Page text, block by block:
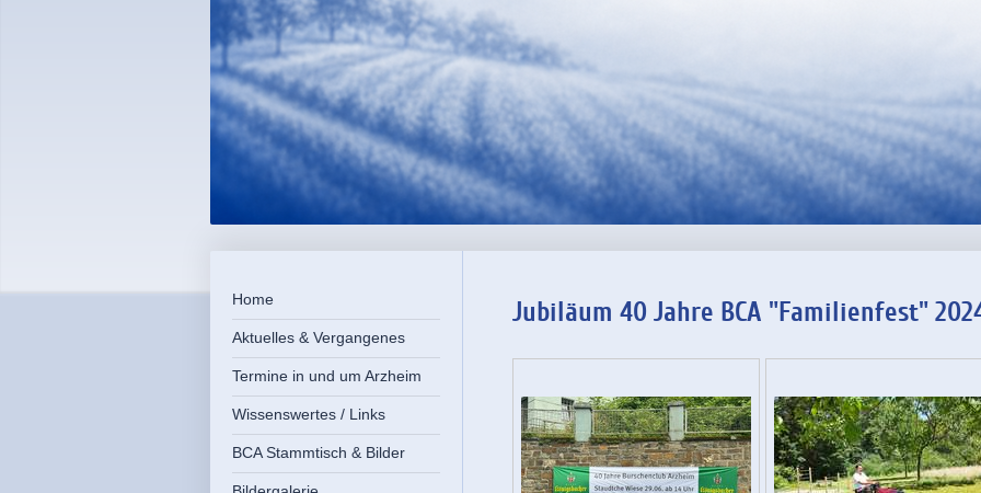
Home
Aktuelles & Vergangenes
Termine in und um Arzheim
Wissenswertes / Links
BCA Stammtisch & Bilder
Jubiläum 40 Jahre BCA "Familienfest"